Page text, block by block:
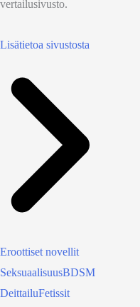
vertailusivusto.
Lisätietoa sivustosta
Eroottiset novellit
SeksuaalisuusBDSM
DeittailuFetissit